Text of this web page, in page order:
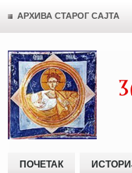
АРХИВА СТАРОГ САЈТА
ПОЧЕТАК